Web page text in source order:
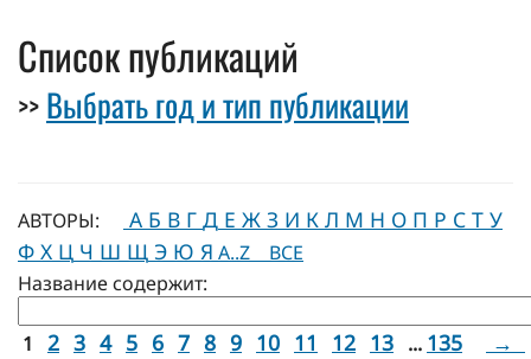
Список публикаций
>>Выбрать год и тип публикации
АВТОРЫ: А Б В Г Д Е Ж З И К Л М Н О П Р С Т У
Ф Х Ц Ч Ш Щ Э Ю Я A..Z ВСЕ
Название содержит:
1 2 3 4 5 6 7 8 9 10 11 12 13 ... 135
→